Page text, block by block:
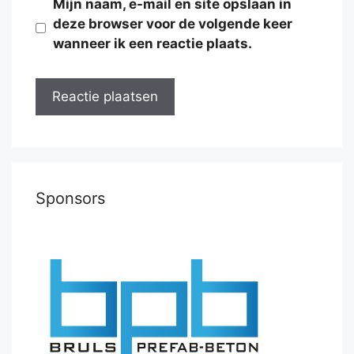
Mijn naam, e-mail en site opslaan in
deze browser voor de volgende keer
wanneer ik een reactie plaats.
Sponsors